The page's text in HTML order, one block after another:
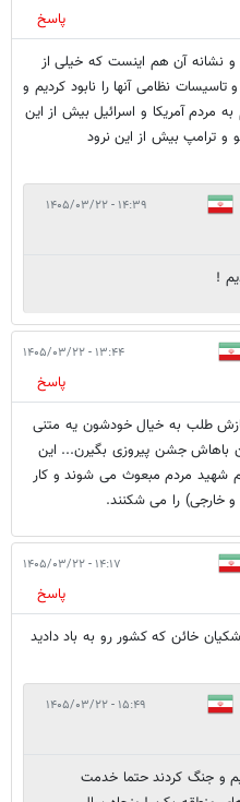
پاسخ
نشانه آن هم اینست که خیلی از
نظامی آنها را نابود کردیم و
مردم آمریکا و اسرائیل بیش از این
و ترامپ بیش از این نرود
۱۴:۳۹ - ۱۴۰۵/۰۳/۲۲
!
۱۳:۴۴ - ۱۴۰۵/۰۳/۲۲
پاسخ
طلب به خیال خودشون یه متنی
باهاش جشن پیروزی بگیرن... این
شهید مردم مبعوث می شوند و کار
و خارجی) را می شکنند.
۱۴:۱۷ - ۱۴۰۵/۰۳/۲۲
پاسخ
خائن که کشور رو به باد دادید
۱۵:۴۹ - ۱۴۰۵/۰۳/۲۲
و جنگ کردند حتما خدمت